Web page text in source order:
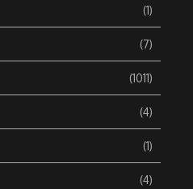
(1)
(7)
(1011)
(4)
(1)
(4)